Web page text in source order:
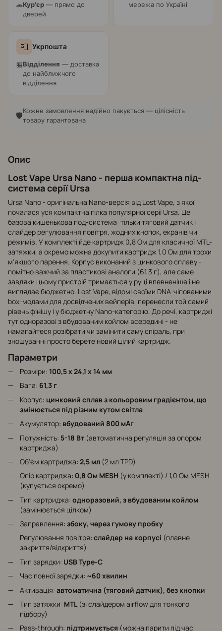
🚗Кур'єр — прямо до
дверей
мережа по Україні
📮 Укрпошта
🏪Відділення — доставка
до найближчого
відділення
🛡️Кожне замовлення надійно пакується — цілісність
товару гарантована
Опис
Lost Vape Ursa Nano - перша компактна під-
система серії Ursa
Ursa Nano - оригінальна Nano-версія від Lost Vape, з якої
почалася уся компактна гілка популярної серії Ursa. Це
базова кишенькова под-система: тільки тяговий датчик і
слайдер регулювання повітря, жодних кнопок, екранів чи
режимів. У комплекті йде картридж 0,8 Ом для класичної MTL-
затяжки, а окремо можна докупити картридж 1,0 Ом для трохи
м'якшого парення. Корпус виконаний з цинкового сплаву -
помітно важчий за пластикові аналоги (61,3 г), але саме
завдяки цьому пристрій тримається у руці впевненіше і не
виглядає бюджетно. Lost Vape, відомі своїми DNA-чіпованими
box-модами для досвідчених вейперів, перенесли той самий
рівень фінішу і у бюджетну Nano-категорію. До речі, картриджі
тут одноразові з вбудованим койлом всередині - не
намагайтеся розібрати чи замінити саму спіраль, при
зношуванні просто берете новий цілий картридж.
Параметри
Розміри: 100,5 x 24,1 x 14 мм
Вага: 61,3 г
Корпус: цинковий сплав з кольоровим градієнтом, що
змінюється під різним кутом світла
Акумулятор: вбудований 800 мАг
Потужність: 5-18 Вт (автоматична регуляція за опором
картриджа)
Об'єм картриджа: 2,5 мл (2 мл TPD)
Опір картриджа: 0,8 Ом MESH (у комплекті) / 1,0 Ом MESH
(купується окремо)
Тип картриджа: одноразовий, з вбудованим койлом
(замінюється цілком)
Заправлення: збоку, через гумову пробку
Регулювання повітря: слайдер на корпусі (плавне
закриття/відкриття)
Тип зарядки: USB Type-C
Час повної зарядки: ~60 хвилин
Активація: автоматична (тяговий датчик), без кнопки
Тип затяжки: MTL(зі слайдером airflow для тонкого
підбору)
Pass-through: підтримується (можна парити під час